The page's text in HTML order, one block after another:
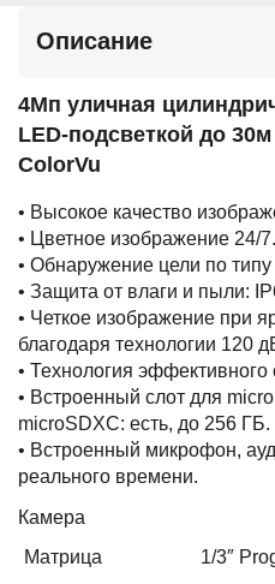
Описание
4Мп уличная
LED-подсветкой до
ColorVu
• Высокое качество
• Цветное изображение 24/7.
• Обнаружение цели по
• Защита от влаги и пыли:
• Четкое изображение при
благодаря технологии 120
• Технология эффективного
• Встроенный слот для
microSDXC: есть, до 256 ГБ.
• Встроенный микрофон,
реального времени.
Камера
Матрица
1/3″